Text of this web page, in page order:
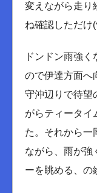
変えながら走り
ね確認しただけ
ドンドン雨強
ので伊達方面へ
守沖辺りで待望
がらティータイ
た。それから一
ながら、雨が強
ーを眺める、の